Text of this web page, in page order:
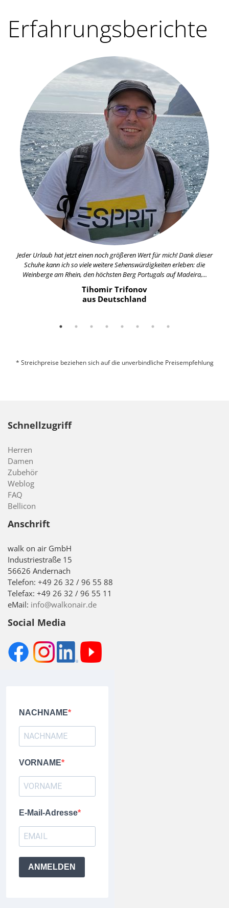
Erfahrungsberichte
Jeder Urlaub hat jetzt einen noch größeren Wert für mich! Dank dieser
Schuhe kann ich so viele weitere Sehenswürdigkeiten erleben: die
Weinberge am Rhein, den höchsten Berg Portugals auf Madeira,...
Tihomir Trifonov
aus Deutschland
* Streichpreise beziehen sich auf die unverbindliche Preisempfehlung
Schnellzugriff
Herren
Damen
Zubehör
Weblog
FAQ
Bellicon
Anschrift
walk on air GmbH
Industriestraße 15
56626 Andernach
Telefon: +49 26 32 / 96 55 88
Telefax: +49 26 32 / 96 55 11
eMail: info@walkonair.de
Social Media
NACHNAME
VORNAME
E-Mail-Adresse
ANMELDEN